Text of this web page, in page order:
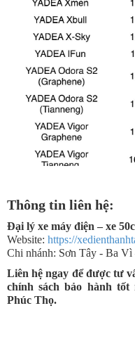
Thông tin liên hệ:
Đại lý xe máy điện – xe
Website: https://
Chi nhánh: Sơn Tây - Ba Vì
Liên hệ ngay để được tư
chính sách bảo hành
Phúc Thọ.